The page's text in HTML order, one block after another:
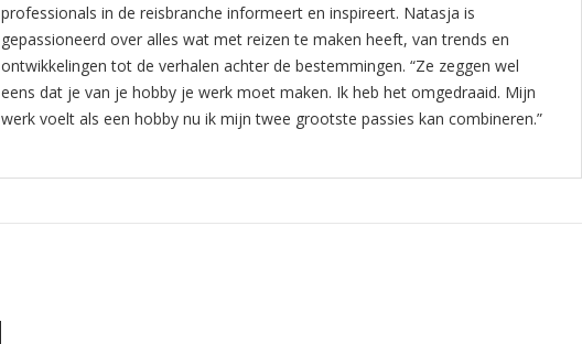
professionals in de reisbranche informeert en inspireert. Natasja is
gepassioneerd over alles wat met reizen te maken heeft, van trends en
ontwikkelingen tot de verhalen achter de bestemmingen. “Ze zeggen wel
eens dat je van je hobby je werk moet maken. Ik heb het omgedraaid. Mijn
werk voelt als een hobby nu ik mijn twee grootste passies kan combineren.”